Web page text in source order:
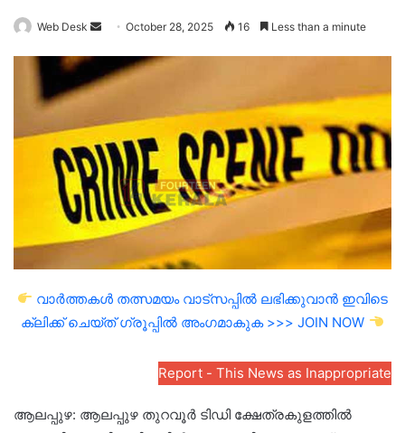
Web Desk
Send
email
October 28, 2025 16 Less than a minute
വാർത്തകൾ തത്സമയം വാട്സപ്പിൽ ലഭിക്കുവാൻ ഇവിടെ
ക്ലിക്ക് ചെയ്ത് ഗ്രൂപ്പിൽ അംഗമാകുക >>> JOIN NOW
Report - This News as Inappropriate
ആലപ്പുഴ: ആലപ്പുഴ തുറവൂർ ‍ടി‍ഡി ക്ഷേത്രകുളത്തിൽ